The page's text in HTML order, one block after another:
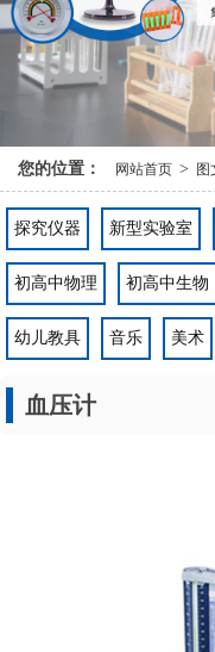
您的位置： 网站首页 > 图
探究仪器 新型实验室
初高中物理 初高中生物
幼儿教具 音乐 美术
血压计